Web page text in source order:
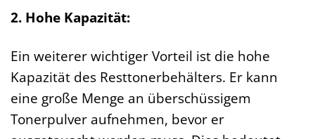
2. Hohe Kapazität:
Ein weiterer wichtiger Vorteil ist die hohe
Kapazität des Resttonerbehälters. Er kann
eine große Menge an überschüssigem
Tonerpulver aufnehmen, bevor er